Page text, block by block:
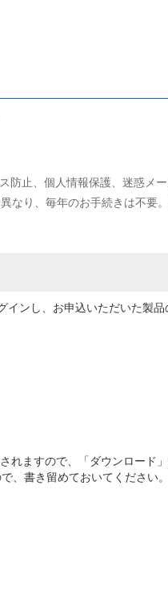
止、個人情報保護、迷惑メ
なり、毎年のお手続きは不要
インし、お申込いただいた製
れますので、「ダウンロード
、書き留めておいてください。